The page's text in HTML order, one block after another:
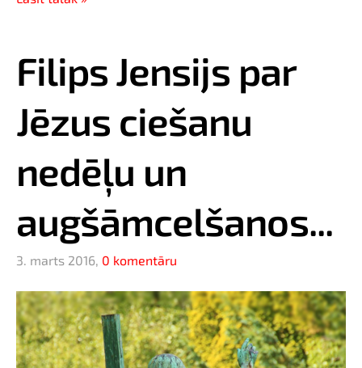
Filips Jensijs par
Jēzus ciešanu
nedēļu un
augšāmcelšanos...
3. marts 2016, 0 komentāru